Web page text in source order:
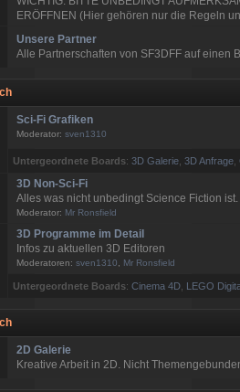
ERÖFFNEN (Hier gehören nur die Regeln
Unsere Partner
Alle Partnerschaften von SF3DFF auf einen
Sci-Fi Grafiken
Moderator:sven1310
Untergeordnete Boards:3D Galerie ,3D Anfrage ,
3D Non-Sci-Fi
Alles was nicht unbedingt Science Fiction ist.
Moderator: Mr Ronsfield
3D Programme im Detail
Infos zu aktuellen 3D Editoren
Moderatoren:sven1310, Mr Ronsfield
Untergeordnete Boards:Cinema 4D LEGO
2D Galerie
Kreative Arbeit in 2D. Nicht